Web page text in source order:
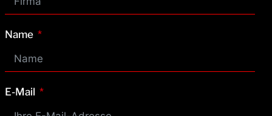
Name
E-Mail